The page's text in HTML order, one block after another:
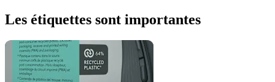
Les étiquettes sont importantes